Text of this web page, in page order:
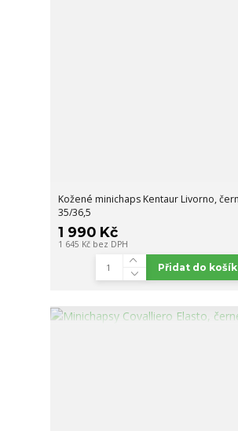
Kožené minichaps Kentaur Livorno,
35/36,5
1 990 Kč
1 645 Kč bez DPH
Přidat do